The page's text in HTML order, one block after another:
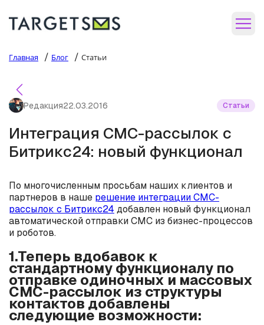
Главная / Блог / Статьи
Редакция22.03.2016 Статьи
Интеграция СМС-рассылок с
Битрикс24: новый функционал
По многочисленным просьбам наших клиентов и
партнеров в наше решение интеграции СМС-
рассылок с Битрикс24 добавлен новый функционал
автоматической отправки СМС из бизнес-процессов
и роботов.
1.Теперь вдобавок к
стандартному функционалу по
отправке одиночных и массовых
СМС-рассылок из структуры
контактов добавлены
следующие возможности: